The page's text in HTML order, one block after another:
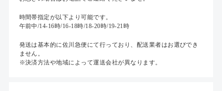
時間帯指定が以下より可能です。
午前中/14-16時/16-18時/18-20時/19-21時
発送は基本的に佐川急便にて行っており、配送業者はお選びでき
ません。
※決済方法や地域によって運送会社が異なります。